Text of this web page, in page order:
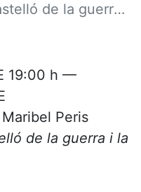
guerra i la postguerra
19:00 h —
Peris
de la guerra i la